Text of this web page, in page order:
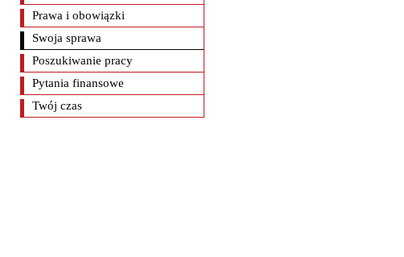
Prawa i obowiązki
Swoja sprawa
Poszukiwanie pracy
Pytania finansowe
Twój czas